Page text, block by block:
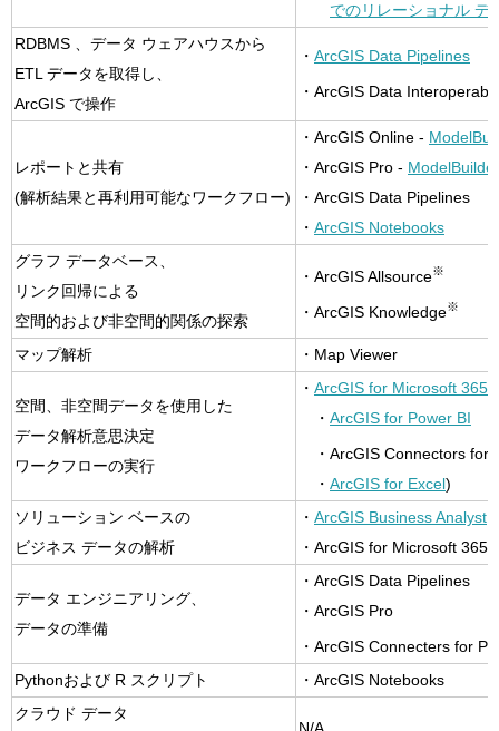
でのリレーショナル デ
RDBMS 、データ ウェアハウスから
ETL データを取得し、
ArcGIS で操作
・ ArcGIS Data Pipelines
・ArcGIS Data
レポートと共有
(解析結果と再利用可能なワークフロー)
・ArcGIS Online ‐
・ArcGIS Pro ‐ ModelBuilder
・ArcGIS Data Pipelines
・ ArcGIS Notebooks
グラフ データベース、
リンク回帰による
空間的および非空間的関係の探索
・ArcGIS Allsource※
・ArcGIS Knowledge※
マップ解析 ・Map Viewer
空間、非空間データを使用した
データ解析意思決定
ワークフローの実行
・ ArcGIS for Microsoft 365
・ ArcGIS for Power BI
・ArcGIS Connectors for
・ ArcGIS for Excel)
ソリューション ベースの
ビジネス データの解析
・ ArcGIS Business Analyst
・ArcGIS for Microsoft 365
データ エンジニアリング、
データの準備
・ArcGIS Data Pipelines
・ArcGIS Pro
・ArcGIS Connecters for
Pythonおよび R スクリプト
・ArcGIS Notebooks
クラウド データ